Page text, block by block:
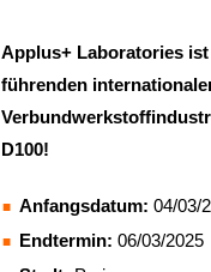
Applus+ Laboratories
führenden
D100!
Anfangsdatum: 04/03/
Endtermin: 06/03/2025